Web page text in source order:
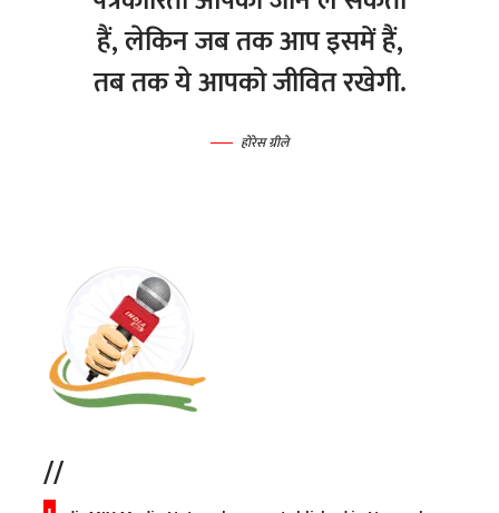
हैं, लेकिन जब तक आप इसमें हैं,
तब तक ये आपको जीवित रखेगी.
होरेस ग्रीले
//